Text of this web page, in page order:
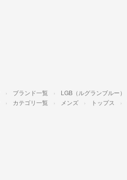
ブランド一覧 LGB（ルグランブルー）
カテゴリ一覧 メンズ トップス